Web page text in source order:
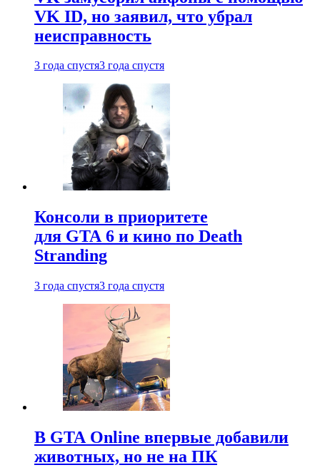
VK ID, но заявил, что убрал
неисправность
3 года спустя3 года спустя
Консоли в приоритете
для GTA 6 и кино по Death
Stranding
3 года спустя3 года спустя
В GTA Online впервые добавили
животных, но не на ПК